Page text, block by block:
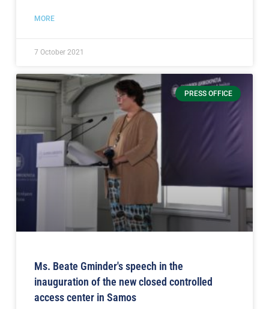
MORE
7 October 2021
PRESS OFFICE
Ms. Beate Gminder's speech in the
inauguration of the new closed controlled
access center in Samos